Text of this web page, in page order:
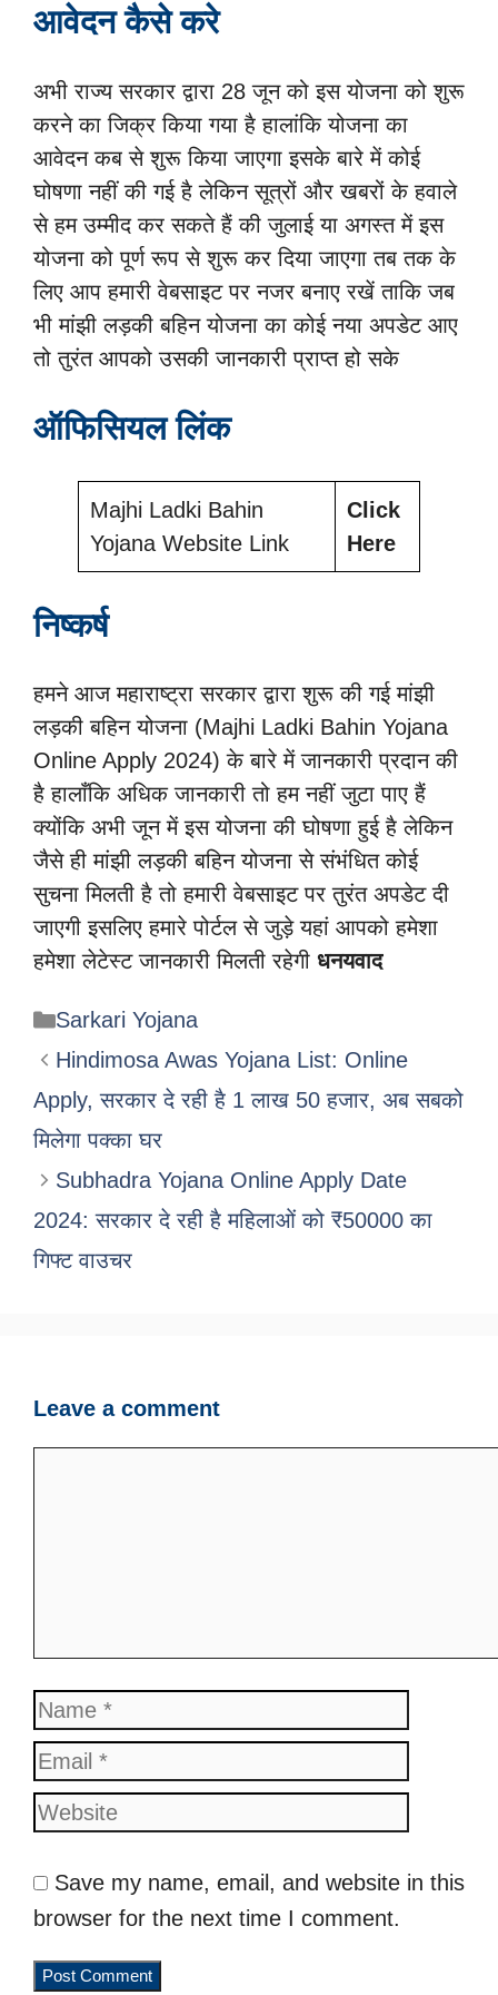
आवेदन कैसे करे
अभी राज्य सरकार द्वारा 28 जून को इस योजना को शुरू
करने का जिक्र किया गया है हालांकि योजना का
आवेदन कब से शुरू किया जाएगा इसके बारे में कोई
घोषणा नहीं की गई है लेकिन सूत्रों और खबरों के हवाले
से हम उम्मीद कर सकते हैं की जुलाई या अगस्त में इस
योजना को पूर्ण रूप से शुरू कर दिया जाएगा तब तक के
लिए आप हमारी वेबसाइट पर नजर बनाए रखें ताकि जब
भी मांझी लड़की बहिन योजना का कोई नया अपडेट आए
तो तुरंत आपको उसकी जानकारी प्राप्त हो सके
ऑफिसियल लिंक
Majhi Ladki Bahin
Yojana Website Link
Click
Here
निष्कर्ष
हमने आज महाराष्ट्रा सरकार द्वारा शुरू की गई मांझी
लड़की बहिन योजना (Majhi Ladki Bahin Yojana
Online Apply 2024) के बारे में जानकारी प्रदान की
है हालाँकि अधिक जानकारी तो हम नहीं जुटा पाए हैं
क्योंकि अभी जून में इस योजना की घोषणा हुई है लेकिन
जैसे ही मांझी लड़की बहिन योजना से संभंधित कोई
सुचना मिलती है तो हमारी वेबसाइट पर तुरंत अपडेट दी
जाएगी इसलिए हमारे पोर्टल से जुड़े यहां आपको हमेशा
हमेशा लेटेस्ट जानकारी मिलती रहेगी धनयवाद
Categories
Sarkari Yojana
Hindimosa Awas Yojana List: Online
Apply, सरकार दे रही है 1 लाख 50 हजार, अब सबको
मिलेगा पक्का घर
Subhadra Yojana Online Apply Date
2024: सरकार दे रही है महिलाओं को ₹50000 का
गिफ्ट वाउचर
Leave a comment
Name
Save my name, email, and website in this
browser for the next time I comment.